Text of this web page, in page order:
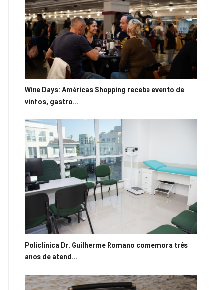
Wine Days: Américas Shopping recebe evento de
vinhos, gastro...
Policlínica Dr. Guilherme Romano comemora três
anos de atend...